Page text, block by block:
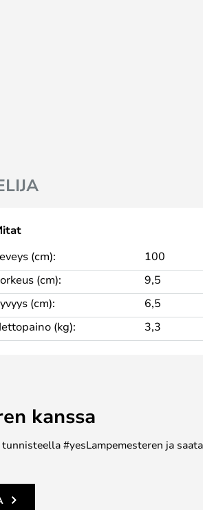
(cm):
100
(cm):
9,5
(cm):
6,5
(kg):
3,3
kanssa
#yesLampemesteren ja